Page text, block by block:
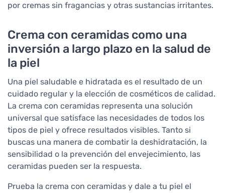
por cremas sin fragancias y otras sustancias irritantes.
Crema con ceramidas como una
inversión a largo plazo en la salud de
la piel
Una piel saludable e hidratada es el resultado de un
cuidado regular y la elección de cosméticos de calidad.
La crema con ceramidas representa una solución
universal que satisface las necesidades de todos los
tipos de piel y ofrece resultados visibles. Tanto si
buscas una manera de combatir la deshidratación, la
sensibilidad o la prevención del envejecimiento, las
ceramidas pueden ser la respuesta.
Prueba la crema con ceramidas y dale a tu piel el